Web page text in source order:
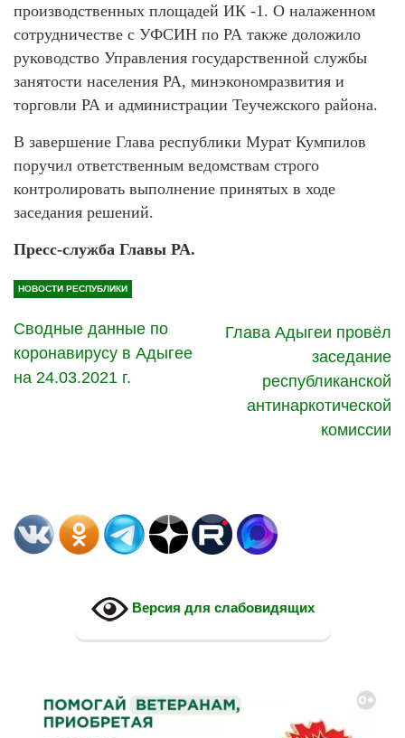
производственных площадей ИК -1. О налаженном
сотрудничестве с УФСИН по РА также доложило
руководство Управления государственной службы
занятости населения РА, минэкономразвития и
торговли РА и администрации Теучежского района.
В завершение Глава республики Мурат Кумпилов
поручил ответственным ведомствам строго
контролировать выполнение принятых в ходе
заседания решений.
Пресс-служба Главы РА.
НОВОСТИ РЕСПУБЛИКИ
Сводные данные по
коронавирусу в Адыгее
на 24.03.2021 г.
Глава Адыгеи провёл
заседание
республиканской
антинаркотической
комиссии
Версия для слабовидящих